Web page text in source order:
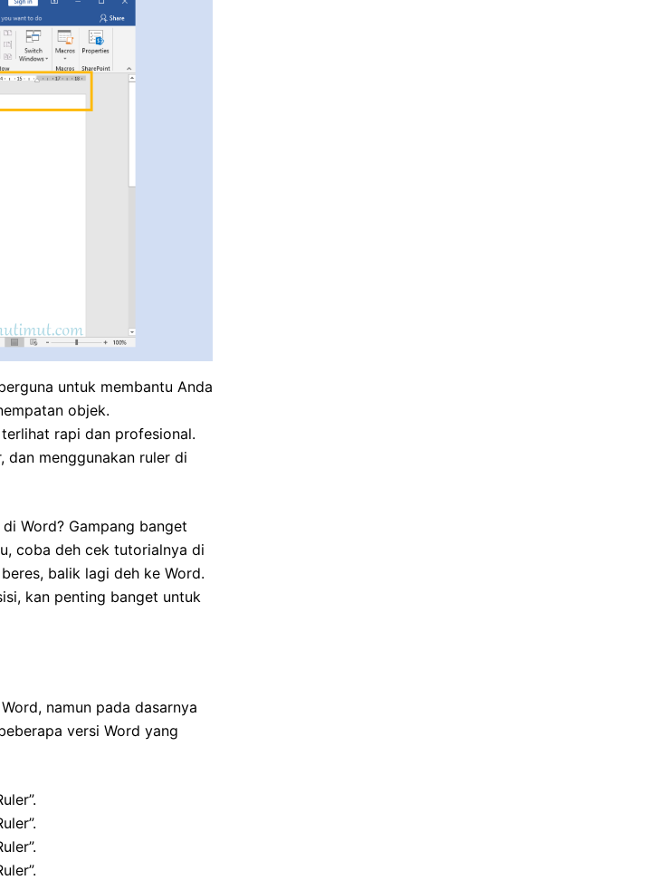
untuk membantu Anda
objek.
rapi dan profesional.
dan menggunakan ruler di
Word? Gampang banget
coba deh cek tutorialnya di
balik lagi deh ke Word.
kan penting banget untuk
namun pada dasarnya
versi Word yang